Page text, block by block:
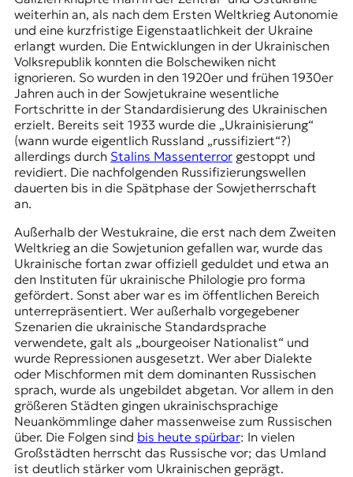
weiterhin an, als nach dem Ersten Weltkrieg Autonomie
und eine kurzfristige Eigenstaatlichkeit der Ukraine
erlangt wurden. Die Entwicklungen in der Ukrainischen
Volksrepublik konnten die Bolschewiken nicht
ignorieren. So wurden in den 1920er und frühen 1930er
Jahren auch in der Sowjetukraine wesentliche
Fortschritte in der Standardisierung des Ukrainischen
erzielt. Bereits seit 1933 wurde die „Ukrainisierung“
(wann wurde eigentlich Russland „russifiziert“?)
allerdings durch Stalins Massenterrorgestoppt und
revidiert. Die nachfolgenden Russifizierungswellen
dauerten bis in die Spätphase der Sowjetherrschaft
an.
Außerhalb der Westukraine, die erst nach dem Zweiten
Weltkrieg an die Sowjetunion gefallen war, wurde das
Ukrainische fortan zwar offiziell geduldet und etwa an
den Instituten für ukrainische Philologie pro forma
gefördert. Sonst aber war es im öffentlichen Bereich
unterrepräsentiert. Wer außerhalb vorgegebener
Szenarien die ukrainische Standardsprache
verwendete, galt als „bourgeoiser Nationalist“ und
wurde Repressionen ausgesetzt. Wer aber Dialekte
oder Mischformen mit dem dominanten Russischen
sprach, wurde als ungebildet abgetan. Vor allem in den
größeren Städten gingen ukrainischsprachige
Neuankömmlinge daher massenweise zum Russischen
über. Die Folgen sind bis heute spürbar: In vielen
Großstädten herrscht das Russische vor; das Umland
ist deutlich stärker vom Ukrainischen geprägt.